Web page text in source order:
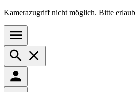
Kamerazugriff nicht möglich. Bitte